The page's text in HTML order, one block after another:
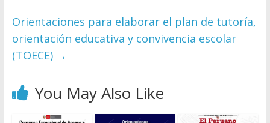
Orientaciones para elaborar el plan de tutoría,
orientación educativa y convivencia escolar
(TOECE) →
You May Also Like